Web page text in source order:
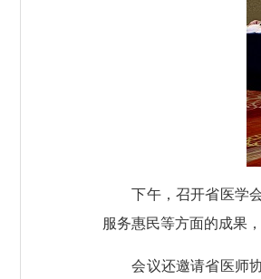
下午，召开省医学会
服务惠民等方面的成果
会议还邀请省医师协